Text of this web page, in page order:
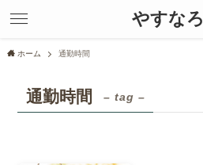
やすな
ホーム 通勤時間
通勤時間 – tag –